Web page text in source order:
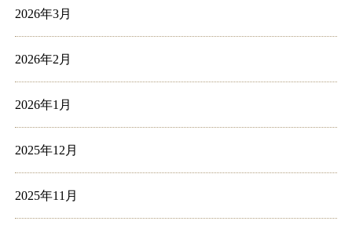
2026年3月
2026年2月
2026年1月
2025年12月
2025年11月